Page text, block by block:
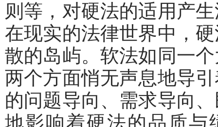
则等，对硬法的适用产
在现实的法律世界中，
散的岛屿。软法如同一
两个方面悄无声息地导
的问题导向、需求导向
地影响着硬法的品质与